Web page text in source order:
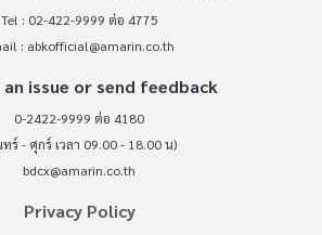
Tel : 02-422-9999 ต่อ 4775
: abkofficial@amarin.co.th
issue or send feedback
0-2422-9999 ต่อ 4180
ร์ - ศุกร์ เวลา 09.00 - 18.00 น)
bdcx@amarin.co.th
Privacy Policy